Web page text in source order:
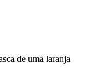
de uma laranja